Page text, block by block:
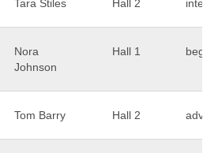
Tara Stiles Hall 2
Nora
Johnson
Hall 1
Tom Barry Hall 2